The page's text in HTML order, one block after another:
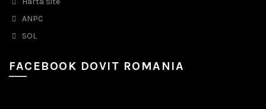
ANPC
SOL
FACEBOOK DOVIT ROMANIA